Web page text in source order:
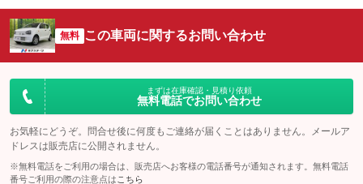
無料 この車両に関するお問い合わせ
まずは在庫確認・見積り依頼
無料電話でお問い合わせ
お気軽にどうぞ。問合せ後に何度もご連絡が届くことはありません。メールア
ドレスは販売店に公開されません。
※無料電話をご利用の場合は、販売店へお客様の電話番号が通知されます。無料電話
番号ご利用の際の注意点は こちら